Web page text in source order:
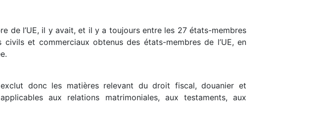
de l’UE, il y avait, et il y a toujours entre les 27 états-membres
et commerciaux obtenus des états-membres de l’UE, en
donc les matières relevant du droit fiscal, douanier et
aux relations matrimoniales, aux testaments, aux